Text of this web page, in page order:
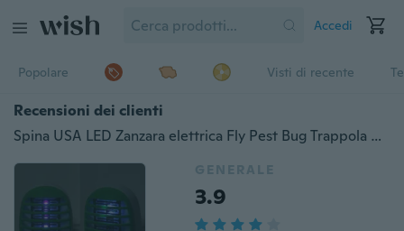
Accedi
Popolare Visti di recente
Recensioni dei clienti
Spina USA LED Zanzara elettrica Fly Pest Bug Trappola per insetti Zapper Killer Lamp AU
GENERALE
3.9